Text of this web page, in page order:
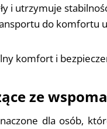
i utrzymuje
do komfortu
komfort i
ze
dla osób,